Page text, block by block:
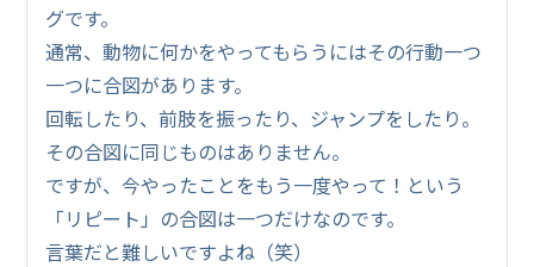
グです。
通常、動物に何かをやってもらうにはその行動一つ
一つに合図があります。
回転したり、前肢を振ったり、ジャンプをしたり。
その合図に同じものはありません。
ですが、今やったことをもう一度やって！という
「リピート」の合図は一つだけなのです。
言葉だと難しいですよね（笑）